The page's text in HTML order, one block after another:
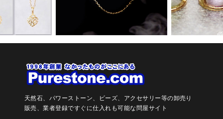
天然石、パワーストーン、ビーズ、アクセサリー等の卸売り
販売、業者登録ですぐに仕入れも可能な問屋サイト